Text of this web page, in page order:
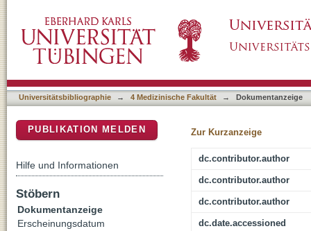
Universitätsbibliographie → 4 Medizinische Fakultät → Dokumentanzeige
Zur Kurzanzeige
dc.contributor.author
dc.contributor.author
dc.contributor.author
dc.date.accessioned
PUBLIKATION MELDEN
Hilfe und Informationen
Stöbern
Dokumentanzeige
Erscheinungsdatum